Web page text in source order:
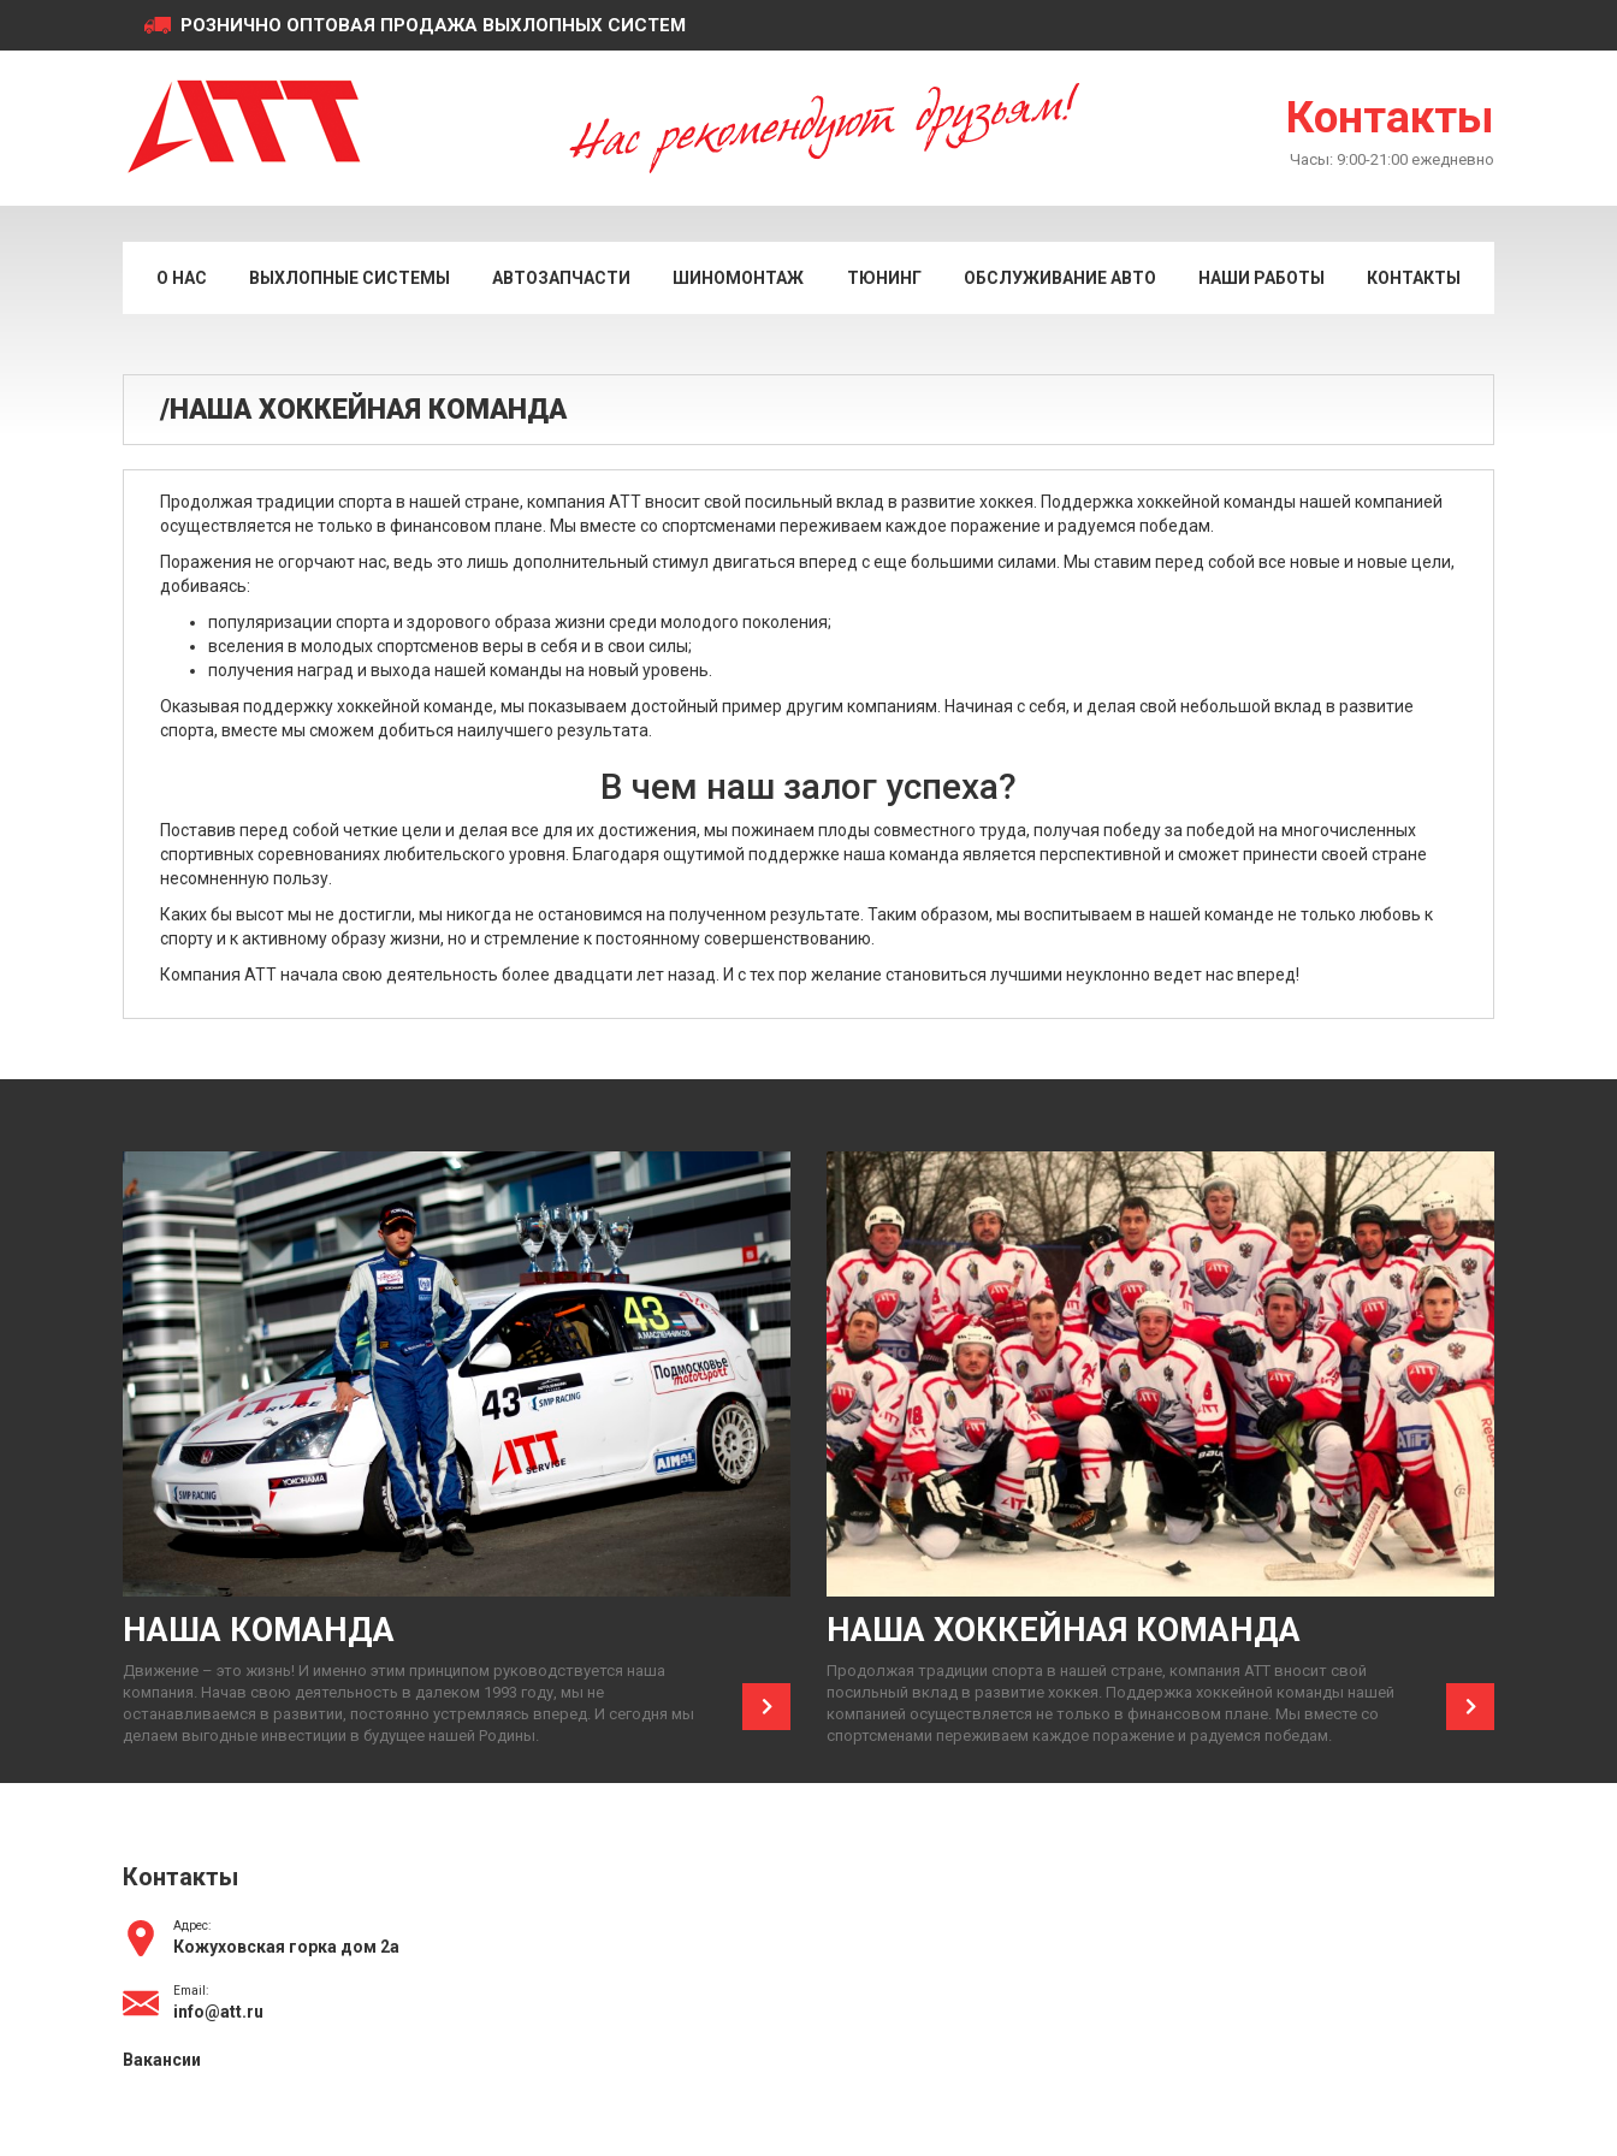
РОЗНИЧНО ОПТОВАЯ ПРОДАЖА ВЫХЛОПНЫХ СИСТЕМ
Контакты
Часы: 9:00-21:00 ежедневно
О НАС ВЫХЛОПНЫЕ СИСТЕМЫ АВТОЗАПЧАСТИ ШИНОМОНТАЖ ТЮНИНГ ОБСЛУЖИВАНИЕ АВТО НАШИ РАБОТЫ КОНТАКТЫ
/НАША ХОККЕЙНАЯ КОМАНДА
Продолжая традиции спорта в нашей стране, компания АТТ вносит свой посильный вклад в развитие хоккея. Поддержка хоккейной команды нашей компанией
осуществляется не только в финансовом плане. Мы вместе со спортсменами переживаем каждое поражение и радуемся победам.
Поражения не огорчают нас, ведь это лишь дополнительный стимул двигаться вперед с еще большими силами. Мы ставим перед собой все новые и новые цели,
добиваясь:
популяризации спорта и здорового образа жизни среди молодого поколения;
вселения в молодых спортсменов веры в себя и в свои силы;
получения наград и выхода нашей команды на новый уровень.
Оказывая поддержку хоккейной команде, мы показываем достойный пример другим компаниям. Начиная с себя, и делая свой небольшой вклад в развитие
спорта, вместе мы сможем добиться наилучшего результата.
В чем наш залог успеха?
Поставив перед собой четкие цели и делая все для их достижения, мы пожинаем плоды совместного труда, получая победу за победой на многочисленных
спортивных соревнованиях любительского уровня. Благодаря ощутимой поддержке наша команда является перспективной и сможет принести своей стране
несомненную пользу.
Каких бы высот мы не достигли, мы никогда не остановимся на полученном результате. Таким образом, мы воспитываем в нашей команде не только любовь к
спорту и к активному образу жизни, но и стремление к постоянному совершенствованию.
Компания АТТ начала свою деятельность более двадцати лет назад. И с тех пор желание становиться лучшими неуклонно ведет нас вперед!
НАША КОМАНДА
Движение – это жизнь! И именно этим принципом руководствуется наша
компания. Начав свою деятельность в далеком 1993 году, мы не
останавливаемся в развитии, постоянно устремляясь вперед. И сегодня мы
делаем выгодные инвестиции в будущее нашей Родины.
НАША ХОККЕЙНАЯ КОМАНДА
Продолжая традиции спорта в нашей стране, компания АТТ вносит свой
посильный вклад в развитие хоккея. Поддержка хоккейной команды нашей
компанией осуществляется не только в финансовом плане. Мы вместе со
спортсменами переживаем каждое поражение и радуемся победам.
Контакты
Адрес:
Кожуховская горка дом 2а
Email:
info@att.ru
Вакансии